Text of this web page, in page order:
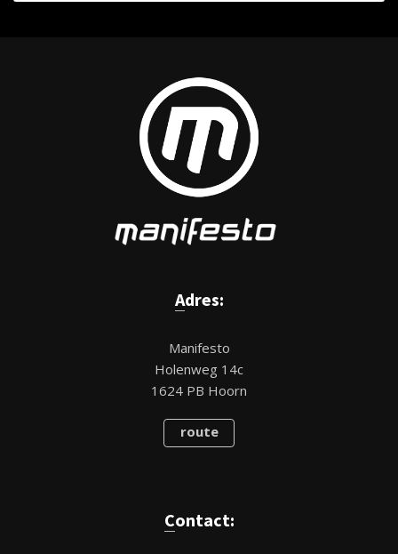
Adres:
Manifesto
Holenweg 14c
1624 PB Hoorn
route
Contact: